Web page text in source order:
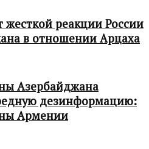
жесткой реакции России
в отношении Арцаха
Азербайджана
дезинформацию:
Армении